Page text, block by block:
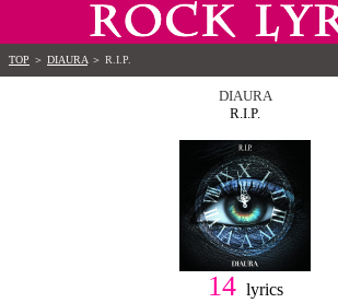
TOP ＞ DIAURA ＞ R.I.P.
DIAURA
R.I.P.
14 lyrics